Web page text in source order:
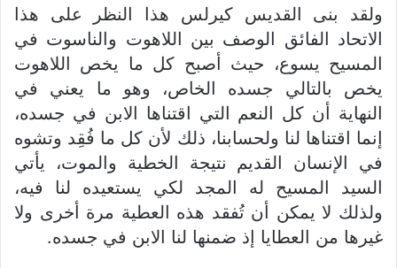
ولقد بنى القديس كيرلس هذا النظر على هذا
الاتحاد الفائق الوصف بين اللاهوت والناسوت في
المسيح يسوع، حيث أصبح كل ما يخص اللاهوت
يخص بالتالي جسده الخاص، وهو ما يعني في
النهاية أن كل النعم التي اقتناها الابن في جسده،
إنما اقتناها لنا ولحسابنا، ذلك لأن كل ما فُقِد وتشوه
في الإنسان القديم نتيجة الخطية والموت، يأتي
السيد المسيح له المجد لكي يستعيده لنا فيه،
ولذلك لا يمكن أن تُفقد هذه العطية مرة أخرى ولا
غيرها من العطايا إذ ضمنها لنا الابن في جسده.